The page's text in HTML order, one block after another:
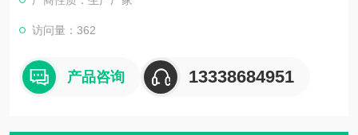
访问量：362
产品咨询 13338684951